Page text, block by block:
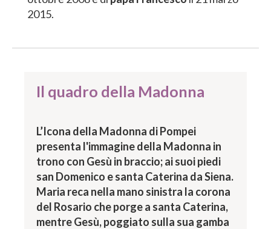
2015.
Il quadro della Madonna
L’Icona della Madonna di Pompei
presenta l'immagine della Madonna in
trono con Gesù in braccio; ai suoi piedi
san Domenico e santa Caterina da Siena.
Maria reca nella mano sinistra la corona
del Rosario che porge a santa Caterina,
mentre Gesù, poggiato sulla sua gamba